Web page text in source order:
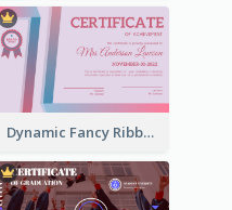
Dynamic Fancy Ribbon Certificate Design Ideas